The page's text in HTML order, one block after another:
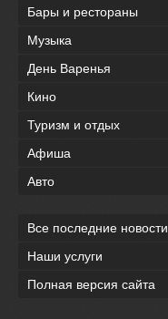
Бары и рестораны
Музыка
День Варенья
Кино
Туризм и отдых
Афиша
Авто
Все последние новости
Наши услуги
Полная версия сайта